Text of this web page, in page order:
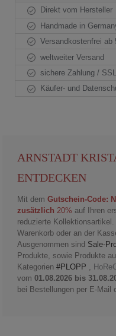
Direkt vom Hersteller
Handmade in
Versandkostenfrei ab
weltweiter Versand
sichere Zahlung /
Käufer- und
ARNSTADT
ENTDECKEN
Mit dem Gutschein-Code:
zusätzlich 20% auf Ihren
reduzierte
Warenkorb oder an der
Ausgenommen sind Sale-
Produkte, sowie Produkte
Kategorien #PLOPP
vom 01.08.2026 bis
bei Bestellungen per E-Mail